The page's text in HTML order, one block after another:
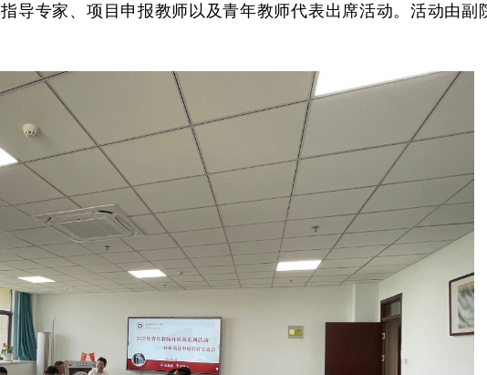
导专家、项目申报教师以及青年教师代表出席活动。活动由副